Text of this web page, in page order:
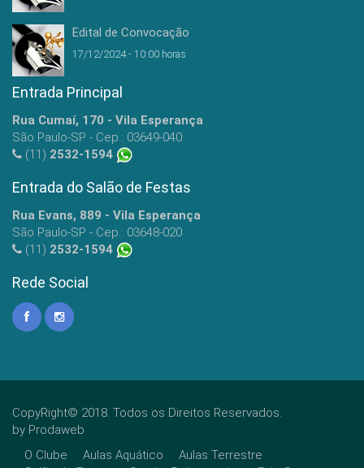
Edital de Convocação
17/12/2024 - 10:00 horas
Entrada Principal
Rua Cumaí, 170 - Vila Esperança
São Paulo-SP - Cep.: 03649-040
(11) 2532-1594
Entrada do Salão de Festas
Rua Evans, 889 - Vila Esperança
São Paulo-SP - Cep.: 03648-020
(11) 2532-1594
Rede Social
CopyRight© 2018. Todos os Direitos Reservados.
by Prodaweb
O Clube
Aulas Aquático
Aulas Terrestre